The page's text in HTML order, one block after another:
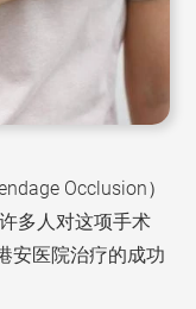
Occlusion）
多人对这项手术
安医院治疗的成功